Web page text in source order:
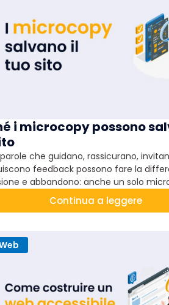
i microcopy possono
che guidano, rassicurano,
feedback possono fare la
e abbandono: anche un solo
Continua a leggere